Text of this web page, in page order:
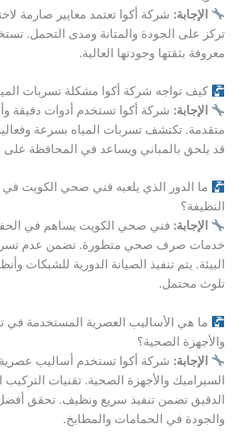
الإجابة: شركة أكوا تعتمد معايير صارمة
تركز على الجودة والمتانة ومدى التحمل.
معروفة بثقتها وجودتها العالية.
كيف تواجه شركة أكوا مشكلة تسربات
الإجابة: شركة أكوا تستخدم أدوات دقيقة
متقدمة. تكتشف تسربات المياه بسرعة
قد يلحق بالمباني ويساعد في المحافظة على
ما الدور الذي يلعبه فني صحي الكويت في
النظيفة؟
الإجابة: فني صحي الكويت يساهم في
خدمات صرف صحي متطورة. تضمن عدم
البيئة. يتم تنفيذ الصيانة الدورية للشبكات
تلوث محتمل.
ما هي الأساليب العصرية المستخدمة في
والأجهزة الصحية؟
الإجابة: شركة أكوا تستخدم أساليب
السيراميك والأجهزة الصحية. تقنيات
الدقيق تضمن تنفيذ سريع ونظيف. تحقق
والجودة في الحمامات والمطابخ.